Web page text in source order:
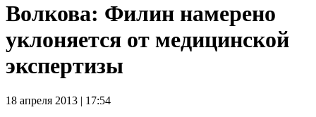
Волкова: Филин намерено
уклоняется от медицинской
экспертизы
18 апреля 2013 | 17:54